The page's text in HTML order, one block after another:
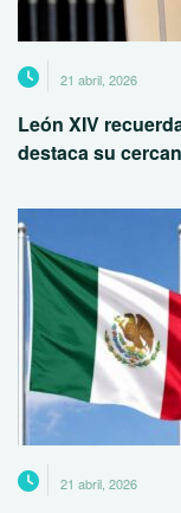
21 abril, 2026
León XIV
destaca su
21 abril, 2026